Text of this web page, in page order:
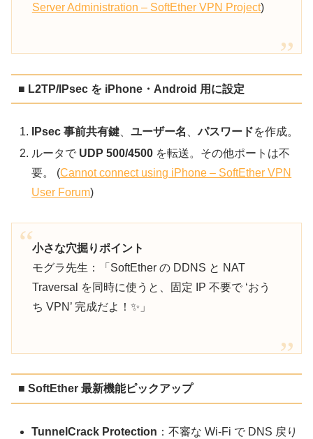
Server Administration – SoftEther VPN Project)
■ L2TP/IPsec を iPhone・Android 用に設定
IPsec 事前共有鍵 、ユーザー名 、パスワードを作成。
ルータで UDP 500/4500 を転送。その他ポートは不
要。 (Cannot connect using iPhone – SoftEther VPN
User Forum)
小さな穴掘りポイント
モグラ先生：「SoftEther の DDNS と NAT
Traversal を同時に使うと、固定 IP 不要で ‘おう
ち VPN’ 完成だよ！✨」
■ SoftEther 最新機能ピックアップ
TunnelCrack Protection ：不審な Wi-Fi で DNS 戻り